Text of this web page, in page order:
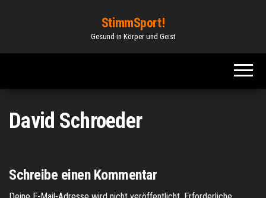
StimmSport!
Gesund in Körper und Geist
David Schroeder
Schreibe einen Kommentar